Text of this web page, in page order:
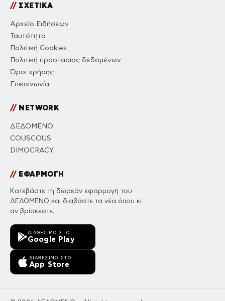
//ΣΧΕΤΙΚΑ
Αρχείο Ειδήσεων
Ταυτότητα
Πολιτική Cookies
Πολιτική προστασίας δεδομένων
Όροι χρήσης
Επικοινωνία
//NETWORK
ΔΕΔΟΜΕΝΟ
COUSCOUS
DIMOCRACY
//ΕΦΑΡΜΟΓΗ
Κατεβάστε τη δωρεάν εφαρμογή του
ΔΕΔΟΜΕΝΟ και διαβάστε τα νέα όπου κι
αν βρίσκεστε.
ΔΙΑΘΈΣΙΜΟ ΣΤΟ
Google Play
ΔΙΑΘΈΣΙΜΟ ΣΤΟ
App Store